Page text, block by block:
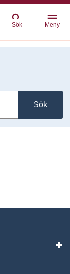
Sök Meny
Sök